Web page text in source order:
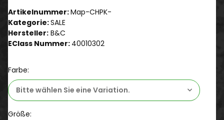
Artikelnummer:Map-CHPK-
Kategorie:SALE
Hersteller: B&C
EClass Nummer: 40010302
Farbe:
Bitte wählen Sie eine Variation.
Größe: